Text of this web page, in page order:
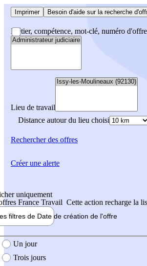
Imprimer Besoin d'aide sur la recherche
Métier, compétence, mot-clé, numéro d'offre
Lieu de travail
Distance autour du lieu choisi
Rechercherdes offres
uniquement
France Travail Cette action recharge la
filtres de Date de création de l'offre
création de l'offre
Un jour
Trois jours
Créer une alerte